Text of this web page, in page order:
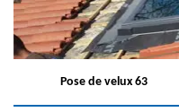
Pose de velux 63